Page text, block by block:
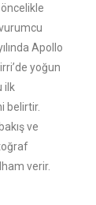
Apollo
yoğun
ilk
belirtir.
ve
verir.